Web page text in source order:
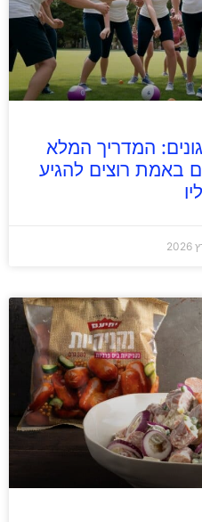
המדריך המלא
באמת רוצים להגיע